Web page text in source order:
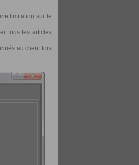
limitation sur le
tous les articles
au client lors